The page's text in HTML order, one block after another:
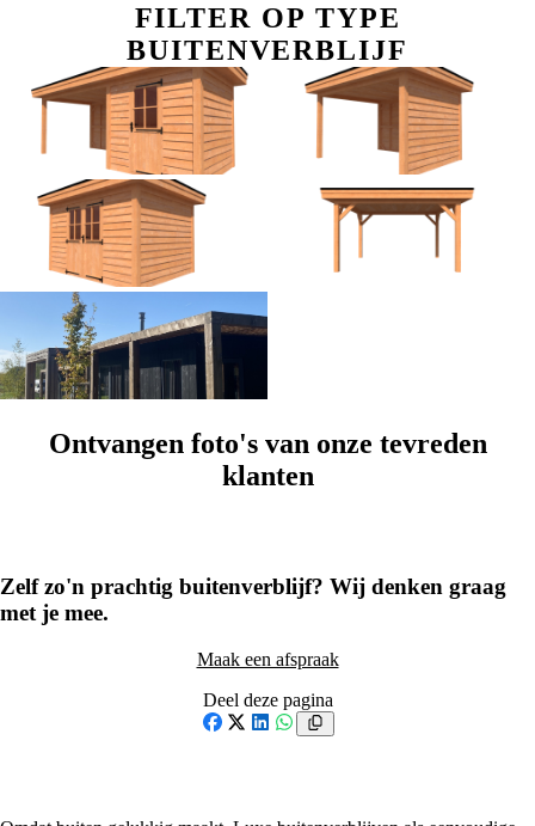
FILTER OP TYPE
BUITENVERBLIJF
Tuinhuis met veranda Houten veranda
Tuinhuis
XL & Special
Ontvangen foto's van onze tevreden
klanten
Zelf zo'n prachtig buitenverblijf? Wij denken graag
met je mee.
Maak een afspraak
Deel deze pagina
LinkedIn
WhatsApp